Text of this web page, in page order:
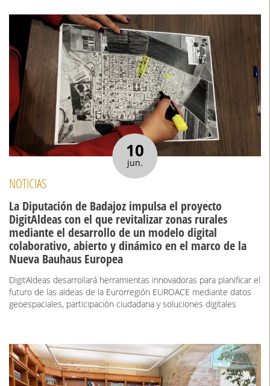
10
jun.
NOTICIAS
La Diputación de Badajoz impulsa el proyecto
DigitAldeas con el que revitalizar zonas rurales
mediante el desarrollo de un modelo digital
colaborativo, abierto y dinámico en el marco de la
Nueva Bauhaus Europea
DigitAldeas desarrollará herramientas innovadoras para planificar el
futuro de las aldeas de la Eurorregión EUROACE mediante datos
geoespaciales, participación ciudadana y soluciones digitales